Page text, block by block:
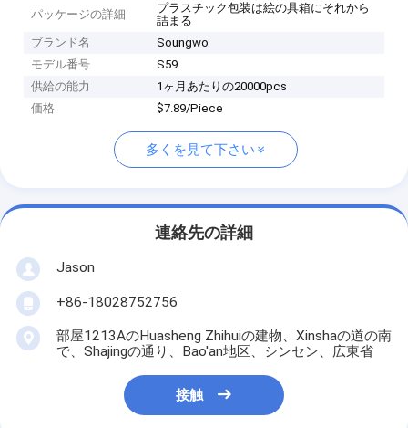
パッケージの詳細
プラスチック包装は絵の具箱にそれから
詰まる
ブランド名
Soungwo
モデル番号
S59
供給の能力
1ヶ月あたりの20000pcs
価格
$7.89/Piece
多くを見て下さい
連絡先の詳細
Jason
+86-18028752756
部屋1213AのHuasheng Zhihuiの建物、Xinshaの道の南
で、Shajingの通り、Bao'an地区、シンセン、広東省
接触